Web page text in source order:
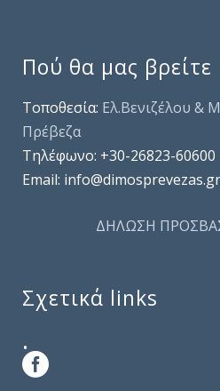
Πού θα μας βρείτε
Τοποθεσία: Ελ.Βενιζέλου &
Πρέβεζα
Τηλέφωνo: +30-26823-60600
Email: info@dimosprevezas.gr
ΔΗΛΩΣΗ
Σχετικά links
.